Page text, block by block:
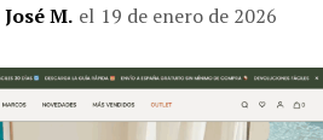
José M. el 19 de enero de 2026